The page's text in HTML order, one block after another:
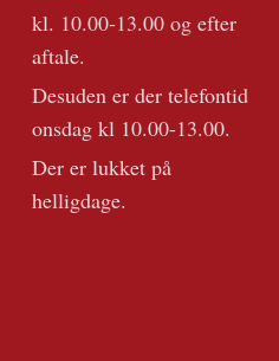
kl. 10.00-13.00 og efter
aftale.
Desuden er der telefontid
onsdag kl 10.00-13.00.
Der er lukket på
helligdage.